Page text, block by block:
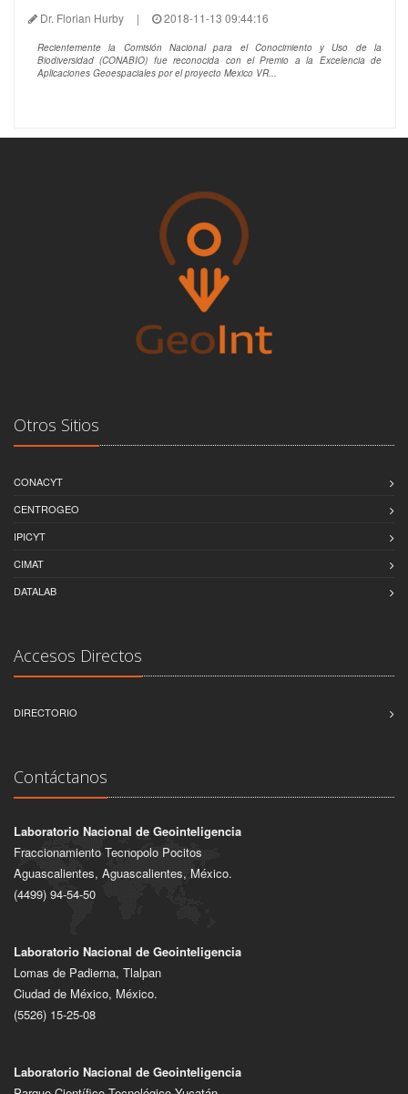
Dr. Florian Hurby | 2018-11-13 09:44:16
Recientemente la Comisión Nacional para el Conocimiento y Uso de la
Biodiversidad (CONABIO) fue reconocida con el Premio a la Excelencia de
Aplicaciones Geoespaciales por el proyecto Mexico VR...
Otros Sitios
CONACYT
CENTROGEO
IPICYT
CIMAT
DATALAB
Accesos Directos
DIRECTORIO
Contáctanos
Laboratorio Nacional de Geointeligencia
Fraccionamiento Tecnopolo Pocitos
Aguascalientes, Aguascalientes, México.
(4499) 94-54-50
Laboratorio Nacional de Geointeligencia
Lomas de Padierna, Tlalpan
Ciudad de México, México.
(5526) 15-25-08
Laboratorio Nacional de Geointeligencia